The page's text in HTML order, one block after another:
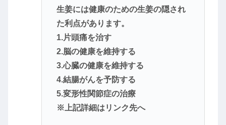
生姜には健康のための生姜の隠され
た利点があります。
1.片頭痛を治す
2.脳の健康を維持する
3.心臓の健康を維持する
4.結腸がんを予防する
5.変形性関節症の治療
※上記詳細はリンク先へ